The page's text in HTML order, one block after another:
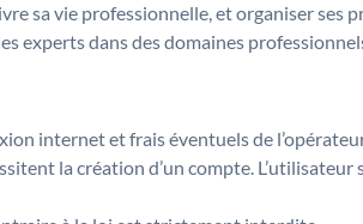
sa vie professionnelle, et organiser ses
experts dans des domaines
internet et frais éventuels de
la création d’un compte. L’utilisateur